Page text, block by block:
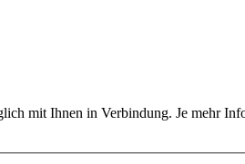
mit Ihnen in Verbindung. Je mehr